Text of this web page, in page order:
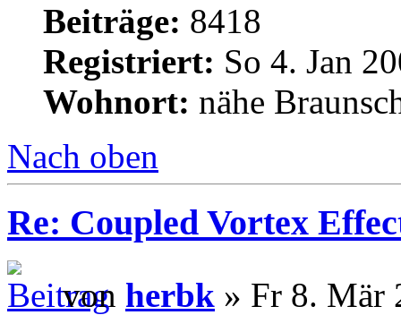
Beiträge: 8418
Registriert: So 4. Jan
Wohnort: nähe
Nach oben
Re: Coupled Vortex
von herbk » Fr 8. Mär